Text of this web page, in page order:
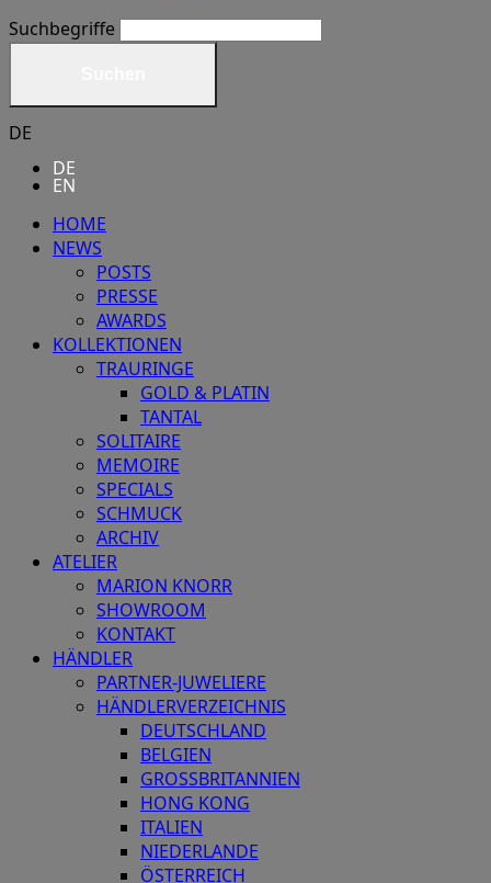
Suchbegriffe
DE
DE
EN
HOME
NEWS
POSTS
PRESSE
AWARDS
KOLLEKTIONEN
TRAURINGE
GOLD & PLATIN
TANTAL
SOLITAIRE
MEMOIRE
SPECIALS
SCHMUCK
ARCHIV
ATELIER
MARION KNORR
SHOWROOM
KONTAKT
HÄNDLER
PARTNER-JUWELIERE
HÄNDLERVERZEICHNIS
DEUTSCHLAND
BELGIEN
GROSSBRITANNIEN
HONG KONG
ITALIEN
NIEDERLANDE
ÖSTERREICH